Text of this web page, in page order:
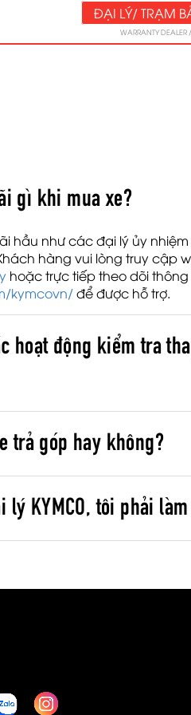
ĐẠI LÝ/ TRẠM
WARRANTY DEALER
gì khi mua xe?
hầu như các đại lý ủy
hàng vui lòng truy cập
hoặc trực tiếp theo dõi
kymcovn/để được hỗ trợ.
hoạt động kiểm tra
trả góp hay không?
KYMCO, tôi phải